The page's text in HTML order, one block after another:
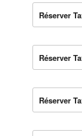
Réserver
Réserver
Réserver